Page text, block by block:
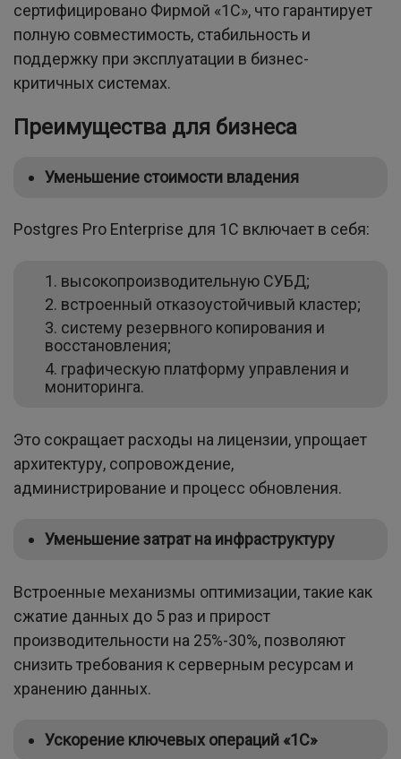
сертифицировано Фирмой «1С», что гарантирует
полную совместимость, стабильность и
поддержку при эксплуатации в бизнес-
критичных системах.
Преимущества для бизнеса
Уменьшение стоимости владения
Postgres Pro Enterprise для 1С включает в себя:
высокопроизводительную СУБД;
встроенный отказоустойчивый кластер;
систему резервного копирования и
восстановления;
графическую платформу управления и
мониторинга.
Это сокращает расходы на лицензии, упрощает
архитектуру, сопровождение,
администрирование и процесс обновления.
Уменьшение затрат на инфраструктуру
Встроенные механизмы оптимизации, такие как
сжатие данных до 5 раз и прирост
производительности на 25%-30%, позволяют
снизить требования к серверным ресурсам и
хранению данных.
Ускорение ключевых операций «1С»